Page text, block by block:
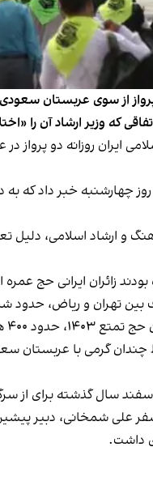
که وزیر ارشاد آن را
چهارشنبه خبر داد که
و ارشاد اسلامی، دلیل
دی و از طریق ۱۱ فرودگاه کشور راهی عربستان
به عمره می‌روند.
چندان گرمی با
سال گذشته برای از
علی شمخانی، دبیر
داشت.